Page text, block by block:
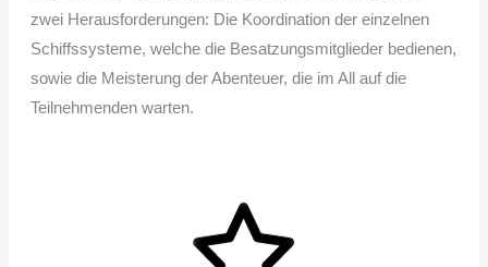
zwei Herausforderungen: Die Koordination der einzelnen
Schiffssysteme, welche die Besatzungsmitglieder bedienen,
sowie die Meisterung der Abenteuer, die im All auf die
Teilnehmenden warten.